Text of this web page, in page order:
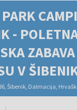
-
V
Šibenik, Dalmacija,